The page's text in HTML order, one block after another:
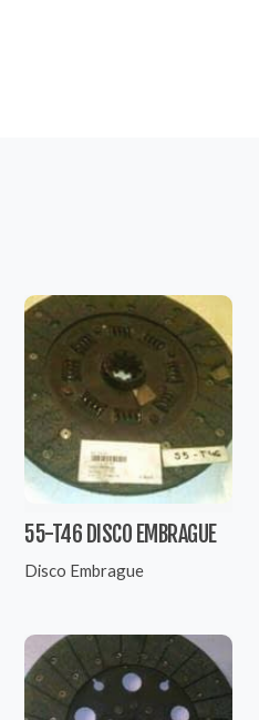
55-T46 DISCO EMBRAGUE
Disco Embrague